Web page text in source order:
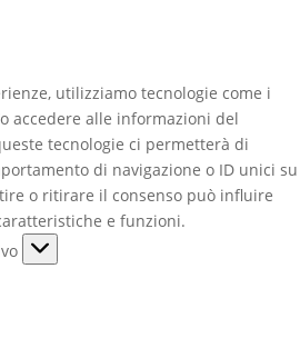
utilizziamo tecnologie come i
accedere alle informazioni del
tecnologie ci permetterà di
di navigazione o ID unici su
o ritirare il consenso può influire
e funzioni.